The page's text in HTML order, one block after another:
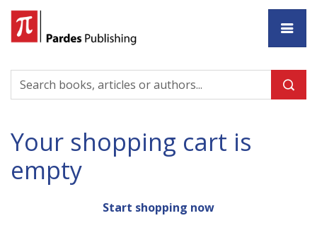
Your shopping cart is
empty
Start shopping now